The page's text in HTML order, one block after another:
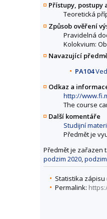
Přístupy, postupy
Teoretická
Způsob ověření
Pravidelná
Kolokvium:
Navazující
PA104
Odkaz a
http://
The course
Další komentáře
Studijní
Předmět je
Předmět je zařazen
podzim 2020,
Statistika zápisu
Permalink: